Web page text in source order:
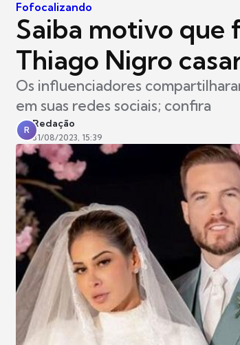
Fofocalizando
Saiba motivo que
Thiago Nigro
Os influenciadores
em suas redes sociais; confira
R
Redação
31/08/2023, 15:39